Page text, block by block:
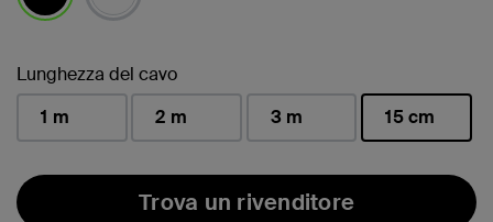
Lunghezza del cavo
1 m
2 m 3 m
15 cm
Trova un rivenditore